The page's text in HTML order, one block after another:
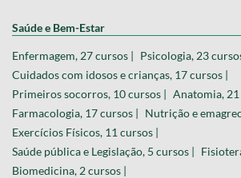
Saúde e Bem-Estar
Enfermagem, 27 cursos | Psicologia, 23
Cuidados com idosos e crianças, 17 cursos |
Primeiros socorros, 10 cursos | Anatomia, 21
Farmacologia, 17 cursos | Nutrição e
Exercícios Físicos, 11 cursos |
Saúde pública e Legislação, 5 cursos |
Biomedicina, 2 cursos |